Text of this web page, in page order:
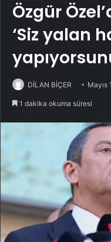
Özgür
‘Siz yalan
DİLAN BİÇER Mayıs
1 dakika okuma süresi